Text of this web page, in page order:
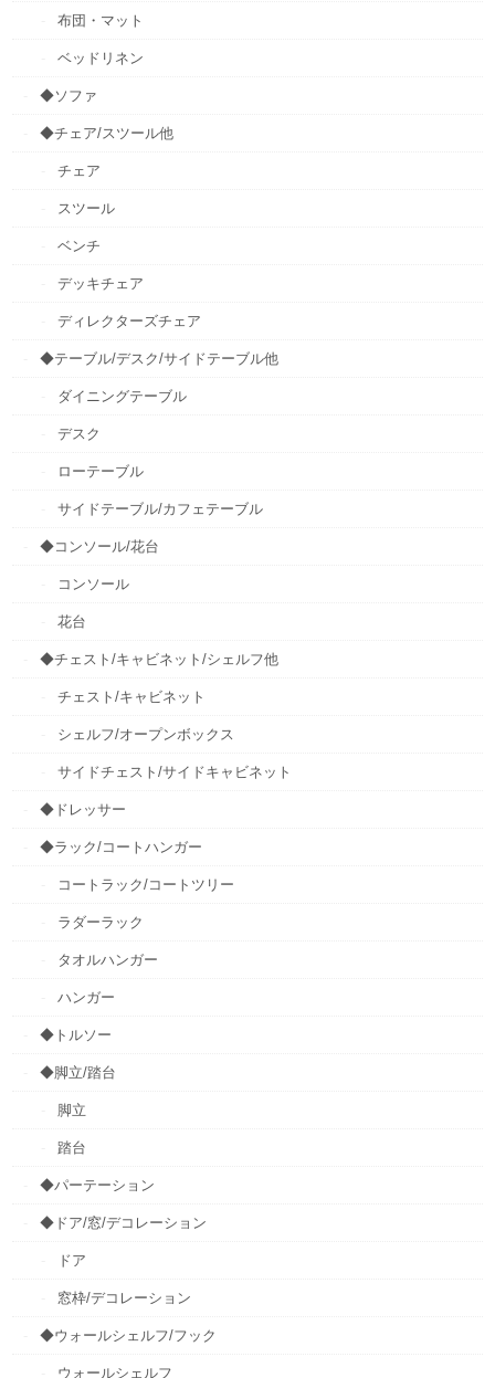
布団・マット
ベッドリネン
◆ソファ
◆チェア/スツール他
チェア
スツール
ベンチ
デッキチェア
ディレクターズチェア
◆テーブル/デスク/サイドテーブル他
ダイニングテーブル
デスク
ローテーブル
サイドテーブル/カフェテーブル
◆コンソール/花台
コンソール
花台
◆チェスト/キャビネット/シェルフ他
チェスト/キャビネット
シェルフ/オープンボックス
サイドチェスト/サイドキャビネット
◆ドレッサー
◆ラック/コートハンガー
コートラック/コートツリー
ラダーラック
タオルハンガー
ハンガー
◆トルソー
◆脚立/踏台
脚立
踏台
◆パーテーション
◆ドア/窓/デコレーション
ドア
窓枠/デコレーション
◆ウォールシェルフ/フック
ウォールシェルフ